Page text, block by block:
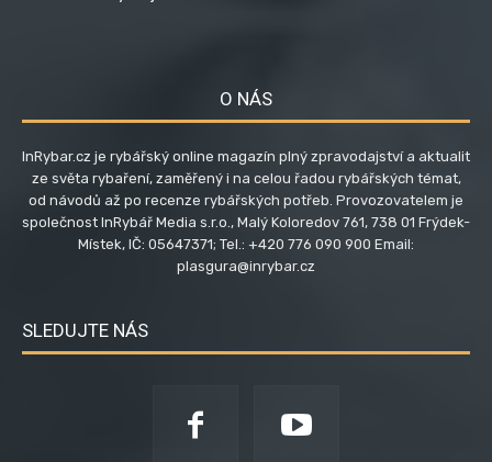
O NÁS
InRybar.cz je rybářský online magazín plný zpravodajství a aktualit
ze světa rybaření, zaměřený i na celou řadou rybářských témat,
od návodů až po recenze rybářských potřeb. Provozovatelem je
společnost InRybář Media s.r.o., Malý Koloredov 761, 738 01 Frýdek-
Místek, IČ: 05647371; Tel.: +420 776 090 900 Email:
plasgura@inrybar.cz
SLEDUJTE NÁS